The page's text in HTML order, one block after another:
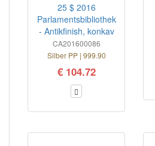
25 $ 2016
Parlamentsbibliothek
- Antikfinish, konkav
CA201600086
Silber PP | 999.90
€ 104.72